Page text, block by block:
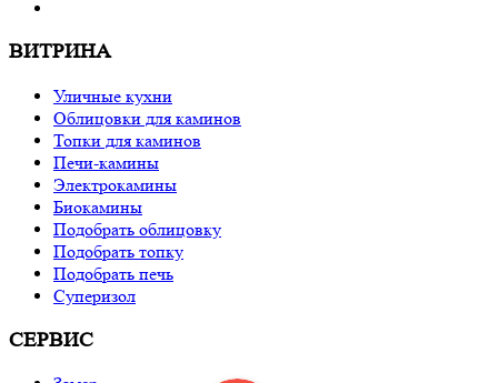
ВИТРИНА
Уличные кухни
Облицовки для каминов
Топки для каминов
Печи-камины
Электрокамины
Биокамины
Подобрать облицовку
Подобрать топку
Подобрать печь
Суперизол
СЕРВИС